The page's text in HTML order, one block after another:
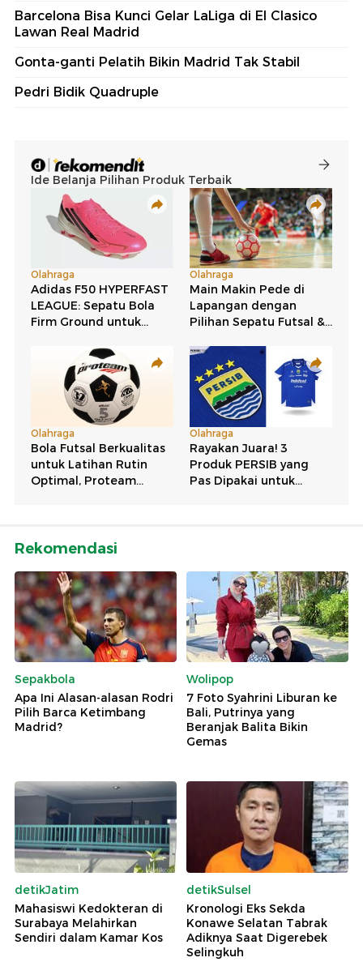
Barcelona Bisa Kunci Gelar LaLiga di El Clasico
Lawan Real Madrid
Gonta-ganti Pelatih Bikin Madrid Tak Stabil
Pedri Bidik Quadruple
Rekomendasi
Sepakbola
Apa Ini Alasan-alasan Rodri
Pilih Barca Ketimbang
Madrid?
Wolipop
7 Foto Syahrini Liburan ke
Bali, Putrinya yang
Beranjak Balita Bikin
Gemas
detikJatim
Mahasiswi Kedokteran di
Surabaya Melahirkan
Sendiri dalam Kamar Kos
detikSulsel
Kronologi Eks Sekda
Konawe Selatan Tabrak
Adiknya Saat Digerebek
Selingkuh